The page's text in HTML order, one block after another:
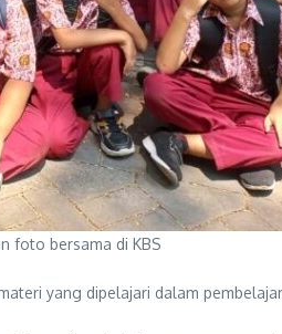
foto bersama di KBS
yang dipelajari dalam